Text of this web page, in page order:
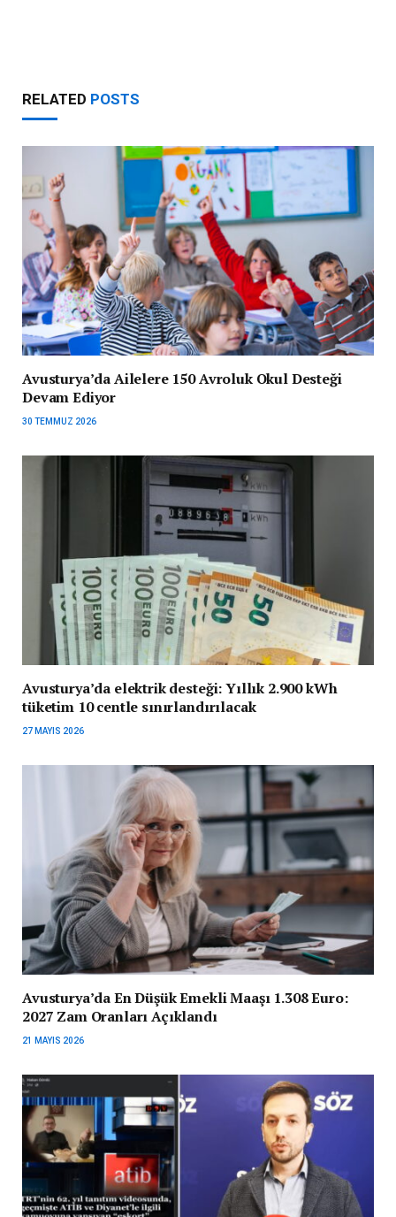
RELATED POSTS
Avusturya’da Ailelere 150 Avroluk Okul Desteği
Devam Ediyor
30 TEMMUZ 2026
Avusturya’da elektrik desteği: Yıllık 2.900 kWh
tüketim 10 centle sınırlandırılacak
27 MAYIS 2026
Avusturya’da En Düşük Emekli Maaşı 1.308 Euro:
2027 Zam Oranları Açıklandı
21 MAYIS 2026